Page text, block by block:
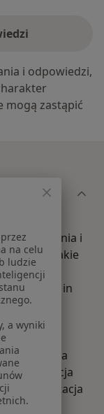
i odpowiedzi,
mogą zastąpić
i
usługi takie
in
ADHD
Konsultacja
konsultacja
Konsultacja
na celu
ludzie
a wyniki